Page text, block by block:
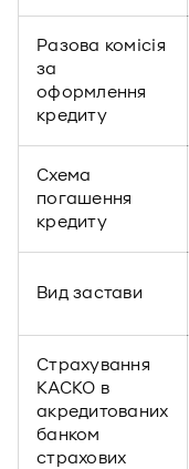
Разова комісія
за
оформлення
кредиту
Схема
погашення
кредиту
Вид застави
Страхування
КАСКО в
акредитованих
банком
страхових